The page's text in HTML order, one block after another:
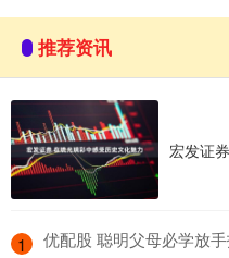
推荐资讯
宏发证
1 优配股 聪明父母必学放